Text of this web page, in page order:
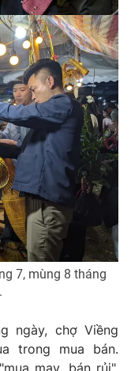
số 483/GP-BTTTT
Quốc Thắng,
7, mùng 8 tháng
ngày, chợ Viềng
trong mua bán.
may, bán rủi",